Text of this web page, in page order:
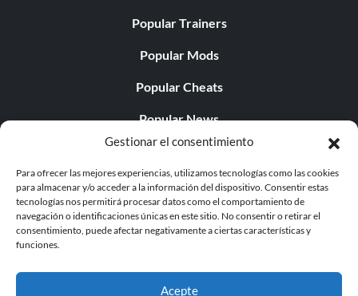
Gestionar el consentimiento
Para ofrecer las mejores experiencias, utilizamos tecnologías como las cookies
para almacenar y/o acceder a la información del dispositivo. Consentir estas
tecnologías nos permitirá procesar datos como el comportamiento de
navegación o identificaciones únicas en este sitio. No consentir o retirar el
consentimiento, puede afectar negativamente a ciertas características y
funciones.
Acepte
Popular Trainers
Popular Mods
Popular Cheats
Popular News
Popular Editorials
Popular Free Games
LATEST UPDATES